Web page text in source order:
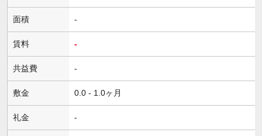
面積 -
賃料 -
共益費 -
敷金 0.0 - 1.0ヶ月
礼金 -